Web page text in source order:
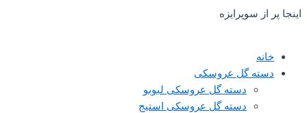
گل عروسکی
دسته گل عروسکی لبوبو
دسته گل عروسکی استیج